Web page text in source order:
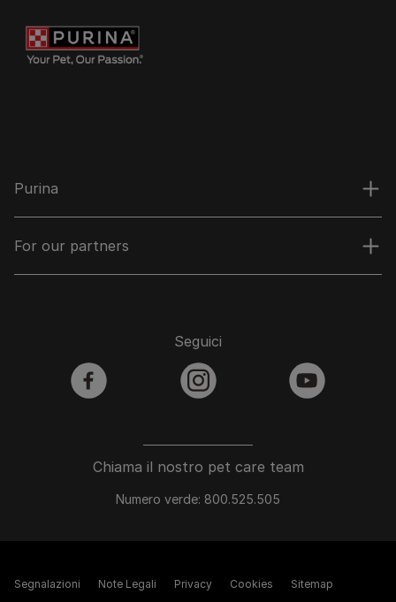
Purina
For our partners
Chiama il nostro pet care team
Numero verde: 800.525.505
Seguici
facebook instagram youtube
Segnalazioni Note Legali Privacy Cookies Sitemap